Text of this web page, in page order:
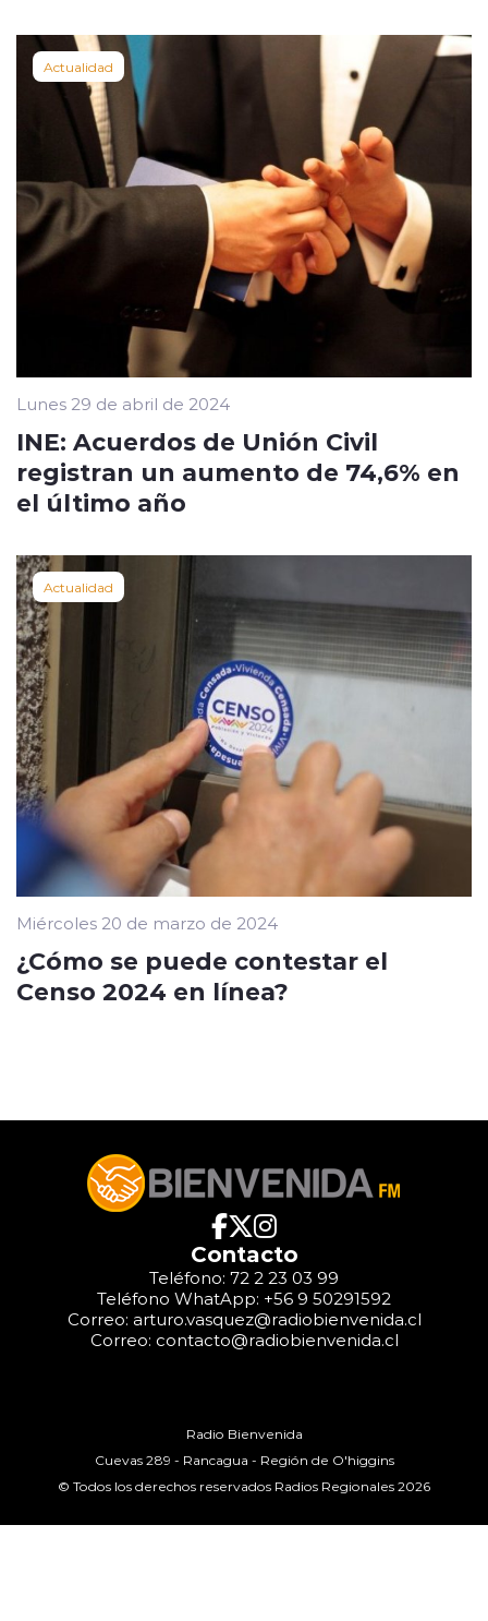
Actualidad
Lunes 29 de abril de 2024
INE: Acuerdos de Unión Civil
registran un aumento de 74,6% en
el último año
Actualidad
Miércoles 20 de marzo de 2024
¿Cómo se puede contestar el
Censo 2024 en línea?
Contacto
Teléfono: 72 2 23 03 99
Teléfono WhatApp: +56 9 50291592
Correo: arturo.vasquez@radiobienvenida.cl
Correo: contacto@radiobienvenida.cl
Radio Bienvenida
Cuevas 289 - Rancagua - Región de O'higgins
© Todos los derechos reservados Radios Regionales 2026